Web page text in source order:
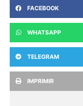
FACEBOOK
WHATSAPP
TELEGRAM
IMPRIMIR